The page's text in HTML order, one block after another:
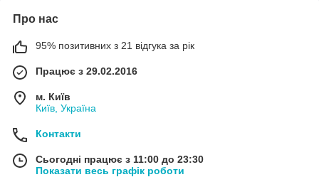
Про нас
95% позитивних з 21 відгука за рік
Працює з 29.02.2016
м. Київ
Київ, Україна
Контакти
Сьогодні працює з 11:00 до 23:30
Показати весь графік роботи